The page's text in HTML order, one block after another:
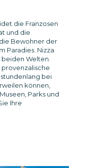
die Franzosen
und die
Bewohner der
Paradies. Nizza
Welten.
bei
können,
Parks und
Ihre